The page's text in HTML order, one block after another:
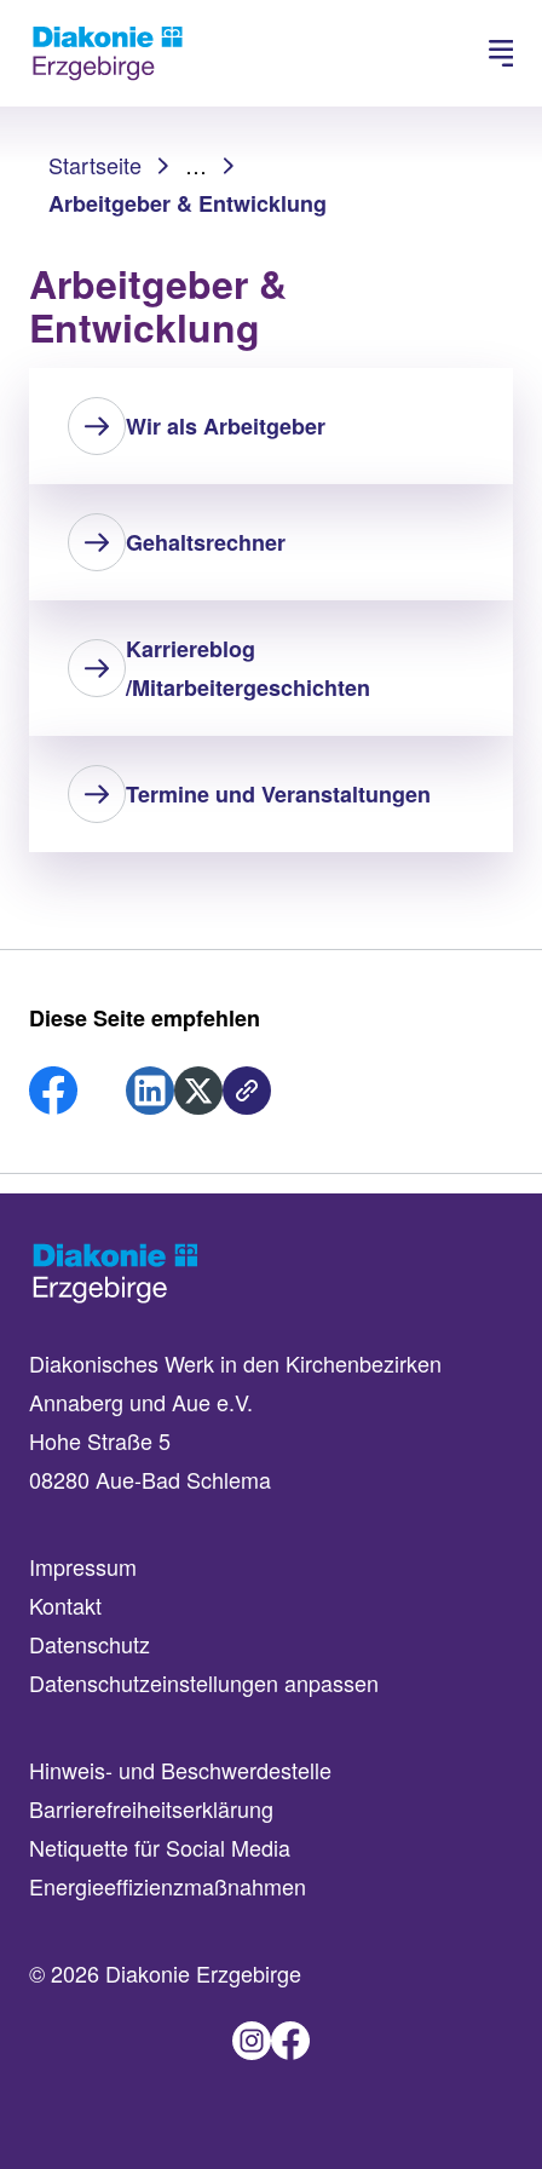
Suchen
Startseite
…
Arbeitgeber & Entwicklung
Arbeitgeber &
Entwicklung
Wir als Arbeitgeber
Gehaltsrechner
Karriereblog
/Mitarbeitergeschichten
Termine und Veranstaltungen
Diese Seite empfehlen
Diakonisches Werk in den Kirchenbezirken
Annaberg und Aue e.V.
Hohe Straße 5
08280 Aue-Bad Schlema
Impressum
Kontakt
Datenschutz
Datenschutzeinstellungen anpassen
Hinweis- und Beschwerdestelle
Barrierefreiheitserklärung
Netiquette für Social Media
Energieeffizienzmaßnahmen
© 2026 Diakonie Erzgebirge